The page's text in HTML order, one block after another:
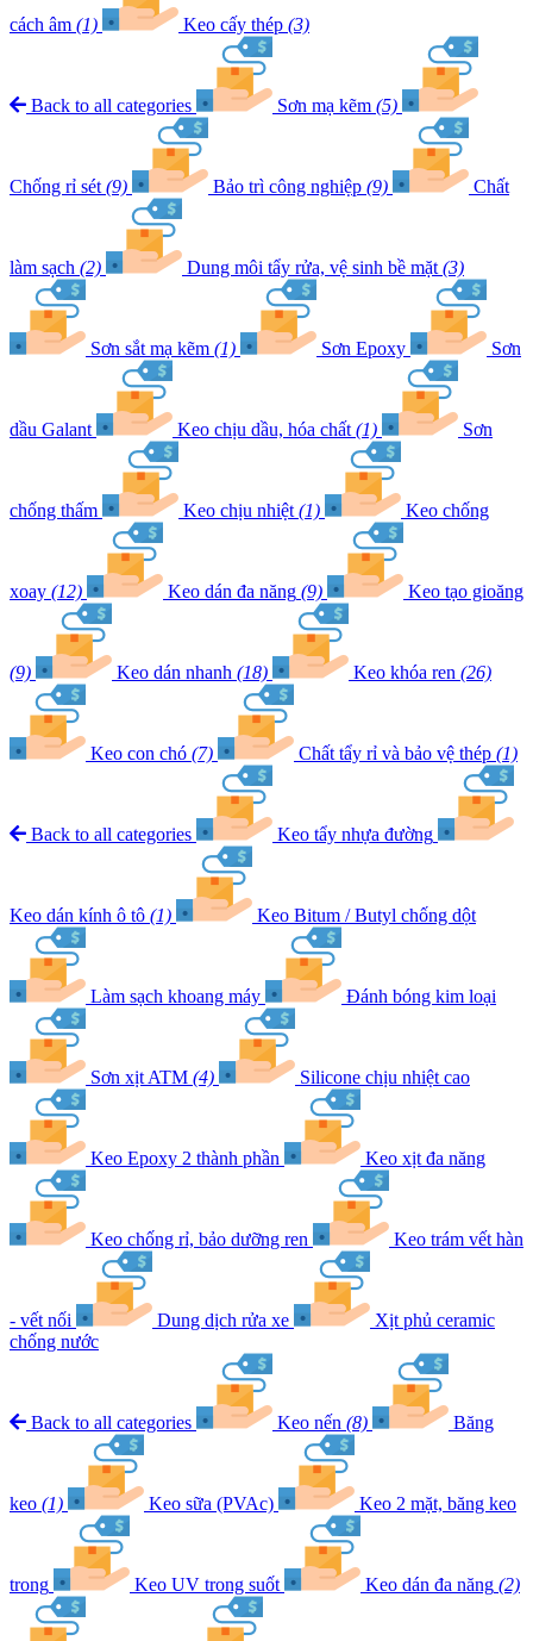
cách âm (1) Keo cấy thép (3)
Back to all categories Sơn mạ kẽm (5)
Chống rỉ sét (9) Bảo trì công nghiệp (9) Chất
làm sạch (2) Dung môi tẩy rửa, vệ sinh bề mặt (3)
Sơn sắt mạ kẽm (1) Sơn Epoxy Sơn
dầu Galant Keo chịu dầu, hóa chất (1) Sơn
chống thấm Keo chịu nhiệt (1) Keo chống
xoay (12) Keo dán đa năng (9) Keo tạo gioăng
(9) Keo dán nhanh (18) Keo khóa ren (26)
Keo con chó (7) Chất tẩy rỉ và bảo vệ thép (1)
Back to all categories Keo tẩy nhựa đường
Keo dán kính ô tô (1) Keo Bitum / Butyl chống dột
Làm sạch khoang máy Đánh bóng kim loại
Sơn xịt ATM (4) Silicone chịu nhiệt cao
Keo Epoxy 2 thành phần Keo xịt đa năng
Keo chống rỉ, bảo dưỡng ren Keo trám vết hàn
- vết nối Dung dịch rửa xe
Xịt phủ ceramic
chống nước
Back to all categories Keo nến (8) Băng
keo (1) Keo sữa (PVAc) Keo 2 mặt, băng keo
trong Keo UV trong suốt Keo dán đa năng (2)